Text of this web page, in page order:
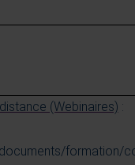
(Webinaires) :
formation/